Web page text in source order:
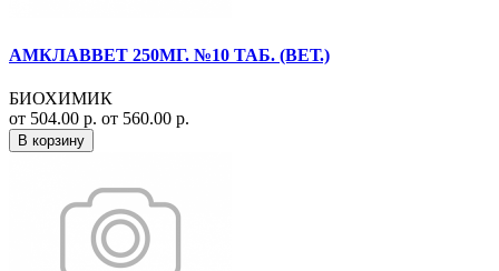
АМКЛАВВЕТ 250МГ. №10 ТАБ. (ВЕТ.)
БИОХИМИК
от 504.00 р. от 560.00 р.
В корзину